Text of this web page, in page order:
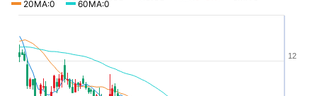
20MA:0
60MA:0
12